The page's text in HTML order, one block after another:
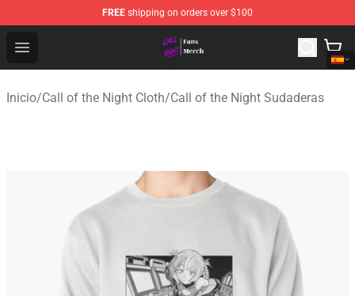
FREE shipping on orders over $100
Open menu
Call of the Night Store - Official Call of the Night
Inicio/Call of the Night Cloth/Call of the Night Sudaderas